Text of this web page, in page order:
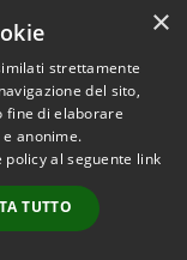
convenzionato
Astigov
|Convenzione|
Adesioni
redazione
×
strettamente
del sito,
fine di elaborare
anonime.
al seguente link
TUTTO